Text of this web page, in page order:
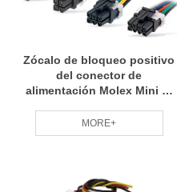
Zócalo de bloqueo positivo
del conector de
alimentación Molex Mini fit
industrial
MORE+